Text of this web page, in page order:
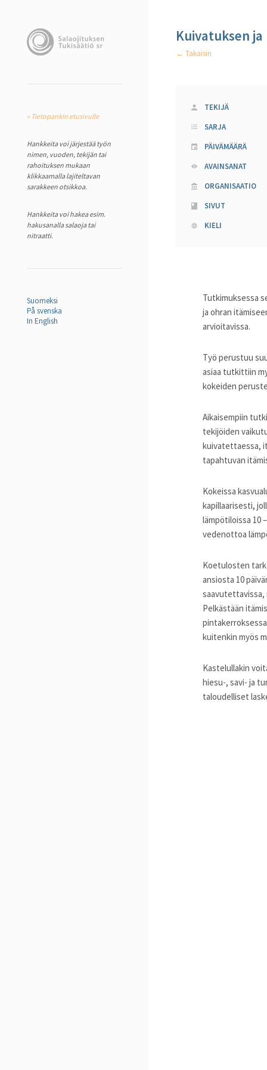
« Tietopankin etusivulle
Hankkeita voi järjestää työn
nimen, vuoden, tekijän tai
rahoituksen mukaan
klikkaamalla lajiteltavan
sarakkeen otsikkoa.
Hankkeita voi hakea esim.
hakusanalla salaoja tai
nitraatti.
Suomeksi
På svenska
In English
Kuivatuksen
← Takaisin
TEKIJÄ
SARJA
PÄIVÄMÄÄRÄ
AVAINSANAT
ORGANISAATIO
SIVUT
KIELI
Tutkimuksessa
ja ohran
arvioitavissa.
Työ perustuu
asiaa tutkittiin
kokeiden
Aikaisempiin
tekijöiden
kuivatettaessa,
tapahtuvan
Kokeissa
kapillaarisesti,
lämpötiloissa 10
vedenottoa
Koetulosten
ansiosta 10
saavutettavissa,
Pelkästään
kuitenkin myös
Kastelullakin
hiesu-, savi- ja
taloudelliset